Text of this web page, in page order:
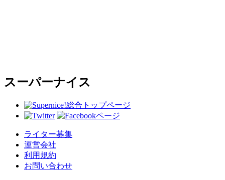
スーパーナイス
総合トップページ
ライター募集
運営会社
利用規約
お問い合わせ